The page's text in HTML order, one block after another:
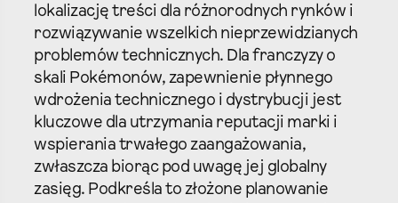
lokalizację treści dla różnorodnych rynków i
rozwiązywanie wszelkich nieprzewidzianych
problemów technicznych. Dla franczyzy o
skali Pokémonów, zapewnienie płynnego
wdrożenia technicznego i dystrybucji jest
kluczowe dla utrzymania reputacji marki i
wspierania trwałego zaangażowania,
zwłaszcza biorąc pod uwagę jej globalny
zasięg. Podkreśla to złożone planowanie